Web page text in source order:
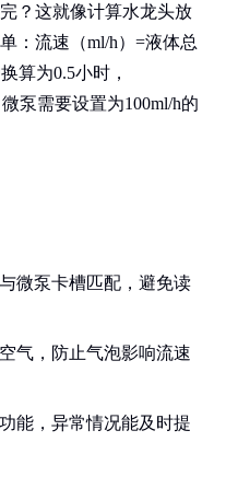
？这就像计算水龙头放
：流速（ml/h）=液体总
算为0.5小时，
泵需要设置为100ml/h的
微泵卡槽匹配，避免读
气，防止气泡影响流速
能，异常情况能及时提